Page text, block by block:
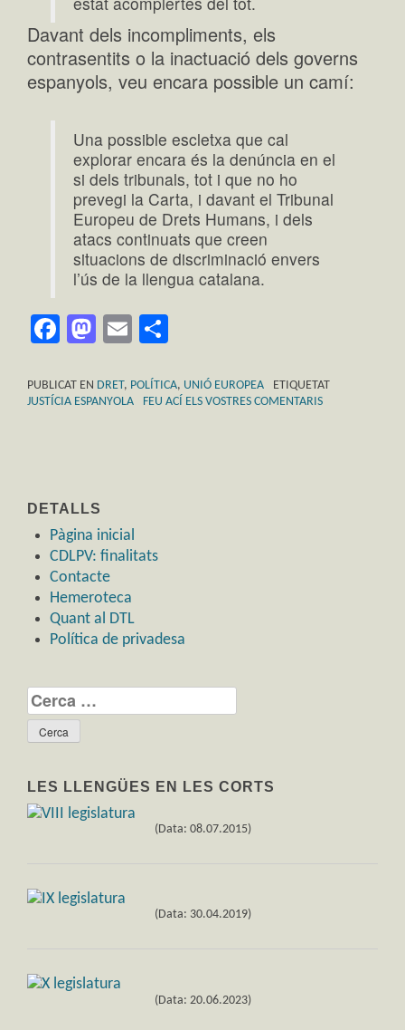
Davant dels incompliments, els
contrasentits o la inactuació dels governs
espanyols, veu encara possible un camí:
Una possible escletxa que cal
explorar encara és la denúncia en el
si dels tribunals, tot i que no ho
prevegi la Carta, i davant el Tribunal
Europeu de Drets Humans, i dels
atacs continuats que creen
situacions de discriminació envers
l’ús de la llengua catalana.
Facebook
Mastodon
Email
PUBLICAT EN DRET, POLÍTICA, UNIÓ EUROPEA
ETIQUETAT
JUSTÍCIA ESPANYOLA
FEU ACÍ ELS VOSTRES COMENTARIS
DETALLS
Pàgina inicial
CDLPV: finalitats
Contacte
Hemeroteca
Quant al DTL
Política de privadesa
Cerca:
LES LLENGÜES EN LES CORTS
(Data: 08.07.2015)
(Data: 30.04.2019)
(Data: 20.06.2023)